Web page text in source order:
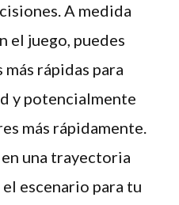
A medida
el juego, puedes
rápidas para
y potencialmente
más rápidamente.
una trayectoria
escenario para tu